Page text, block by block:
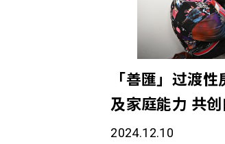
识，更为他们提供
调：「通过将居民
更有效地培养他们
项目借助赛马会跃
力资源顾问为住户
的优势和需求，结
生银行企业传讯及
因应青年所需分阶
(2020-2024) ，让
的可能性。十年来
迎，近年批出的创
「善匯」过渡
及家庭能力 共
2024.12.10